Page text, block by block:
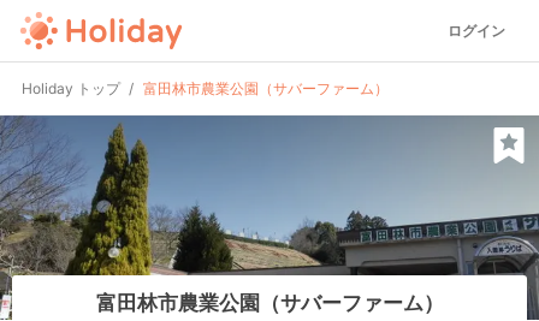
ログイン
Holiday トップ 富田林市農業公園（サバーファーム）
富田林市農業公園（サバーファーム）